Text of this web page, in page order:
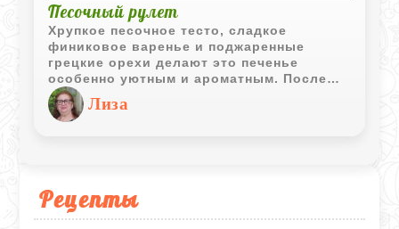
Рецепты
Песочный рулет
Хрупкое песочное тесто, сладкое
финиковое варенье и поджаренные
грецкие орехи делают это печенье
особенно уютным и ароматным. После
выпекания рулетики получаются
рассыпчатыми и отлично подходят к чаю
или кофе.
Лиза